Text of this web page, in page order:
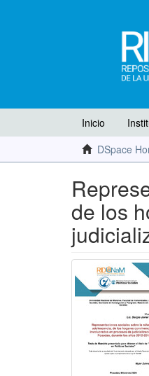
Inicio
DSpace
de los